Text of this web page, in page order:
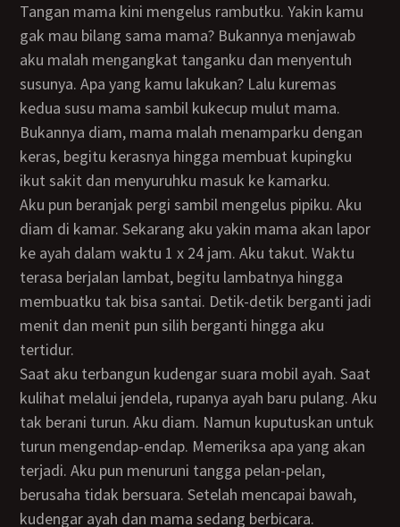
Tangan mama kini mengelus rambutku. Yakin kamu
gak mau bilang sama mama? Bukannya menjawab
aku malah mengangkat tanganku dan menyentuh
susunya. Apa yang kamu lakukan? Lalu kuremas
kedua susu mama sambil kukecup mulut mama.
Bukannya diam, mama malah menamparku dengan
keras, begitu kerasnya hingga membuat kupingku
ikut sakit dan menyuruhku masuk ke kamarku.
Aku pun beranjak pergi sambil mengelus pipiku. Aku
diam di kamar. Sekarang aku yakin mama akan lapor
ke ayah dalam waktu 1 x 24 jam. Aku takut. Waktu
terasa berjalan lambat, begitu lambatnya hingga
membuatku tak bisa santai. Detik-detik berganti jadi
menit dan menit pun silih berganti hingga aku
tertidur.
Saat aku terbangun kudengar suara mobil ayah. Saat
kulihat melalui jendela, rupanya ayah baru pulang. Aku
tak berani turun. Aku diam. Namun kuputuskan untuk
turun mengendap-endap. Memeriksa apa yang akan
terjadi. Aku pun menuruni tangga pelan-pelan,
berusaha tidak bersuara. Setelah mencapai bawah,
kudengar ayah dan mama sedang berbicara.